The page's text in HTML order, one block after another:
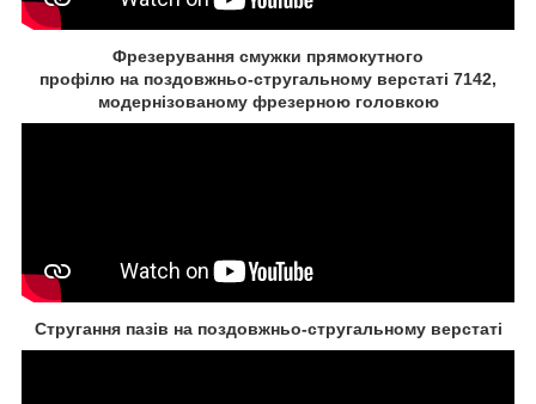
Фрезерування смужки прямокутного
профілю на поздовжньо-стругальному верстаті 7142,
модернізованому фрезерною головкою
Стругання пазів на поздовжньо-стругальному верстаті